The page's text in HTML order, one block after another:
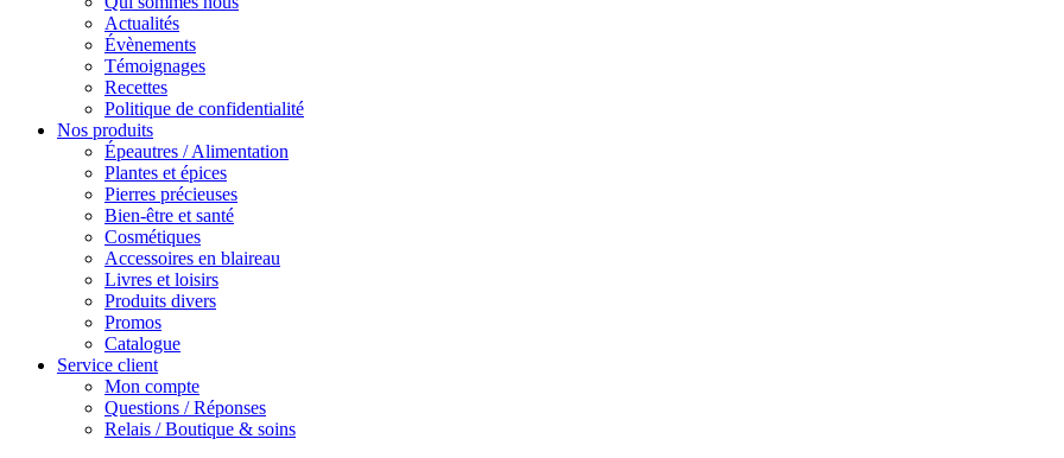
Actualités
Évènements
Témoignages
Recettes
Politique de confidentialité
Nos produits
Épeautres / Alimentation
Plantes et épices
Pierres précieuses
Bien-être et santé
Cosmétiques
Accessoires en blaireau
Livres et loisirs
Produits divers
Promos
Catalogue
Service client
Mon compte
Questions / Réponses
Relais / Boutique & soins